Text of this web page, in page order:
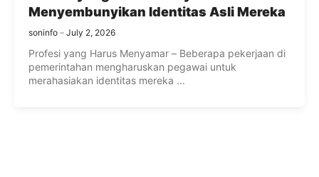
Menyembunyikan Identitas Asli Mereka
soninfo July 2, 2026
Profesi yang Harus Menyamar – Beberapa pekerjaan di
pemerintahan mengharuskan pegawai untuk
merahasiakan identitas mereka ...